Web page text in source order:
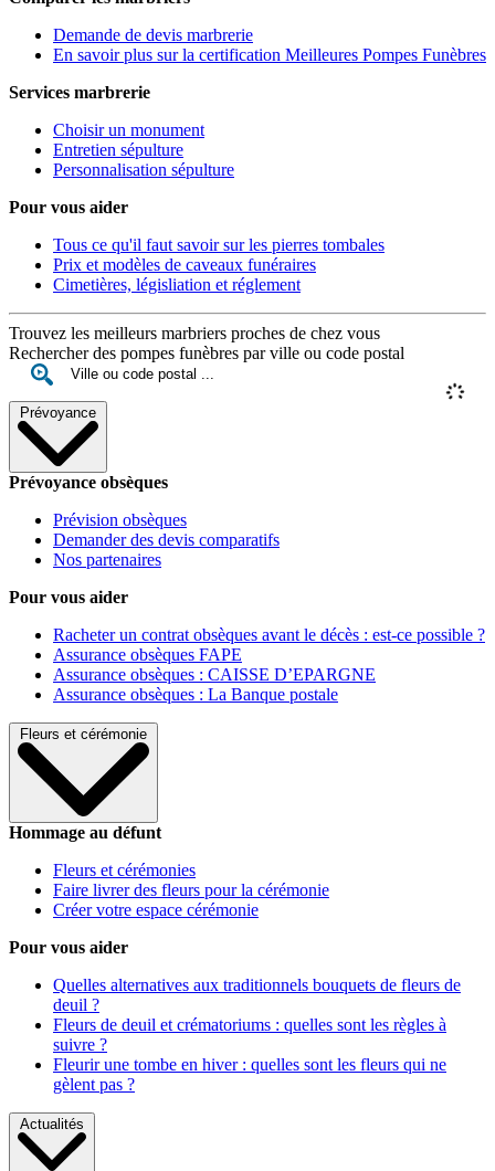
Demande de devis marbrerie
En savoir plus sur la certification Meilleures Pompes Funèbres
Services marbrerie
Choisir un monument
Entretien sépulture
Personnalisation sépulture
Pour vous aider
Tous ce qu'il faut savoir sur les pierres tombales
Prix et modèles de caveaux funéraires
Cimetières, législiation et réglement
Trouvez les meilleurs marbriers proches de chez vous
Rechercher des pompes funèbres par ville ou code postal
Prévoyance
Prévoyance obsèques
Prévision obsèques
Demander des devis comparatifs
Nos partenaires
Pour vous aider
Racheter un contrat obsèques avant le décès : est-ce possible ?
Assurance obsèques FAPE
Assurance obsèques : CAISSE D’EPARGNE
Assurance obsèques : La Banque postale
Fleurs et cérémonie
Hommage au défunt
Fleurs et cérémonies
Faire livrer des fleurs pour la cérémonie
Créer votre espace cérémonie
Pour vous aider
Quelles alternatives aux traditionnels bouquets de fleurs de
deuil ?
Fleurs de deuil et crématoriums : quelles sont les règles à
suivre ?
Fleurir une tombe en hiver : quelles sont les fleurs qui ne
gèlent pas ?
Actualités